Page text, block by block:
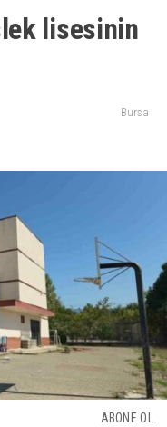
lisesinin
Bursa
ABONE OL